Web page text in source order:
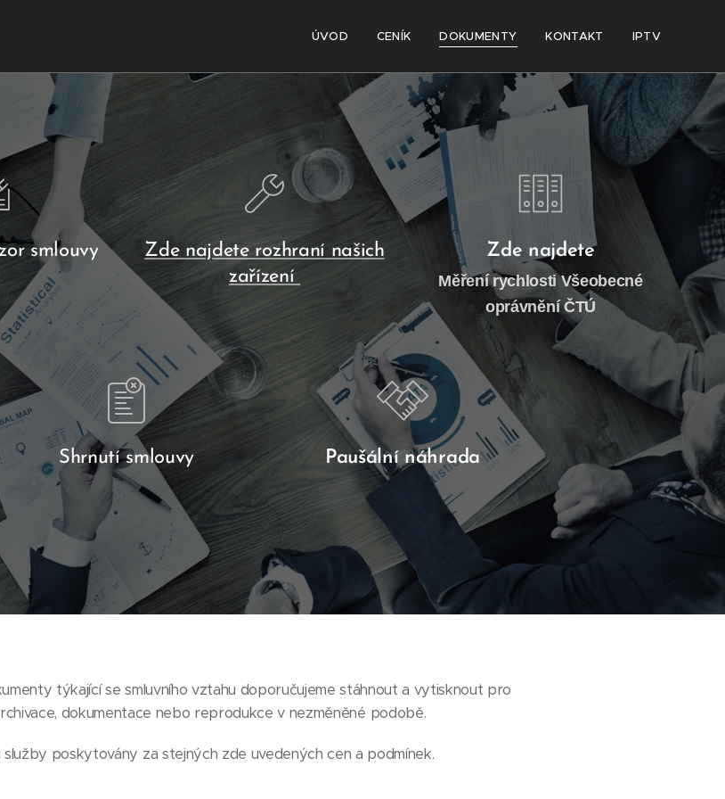
ÚVOD CENÍK DOKUMENTY KONTAKT IPTV
smlouvy
Zde najdete rozhraní našich
zařízení
Zde najdete
Měření rychlosti Všeobecné
oprávnění ČTÚ
Shrnutí smlouvy Paušální náhrada
týkající se smluvního vztahu doporučujeme stáhnout a vytisknout pro
dokumentace nebo reprodukce v nezměněné podobě.
poskytovány za stejných zde uvedených cen a podmínek.